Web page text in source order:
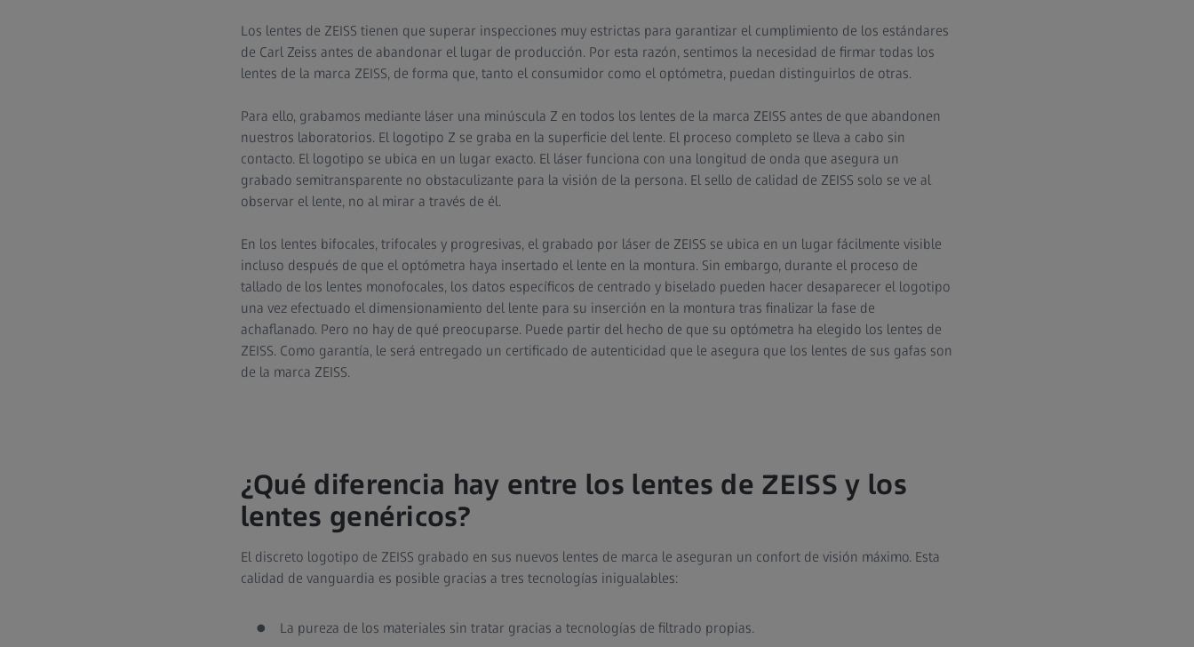
Los lentes de ZEISS tienen que superar inspecciones muy estrictas para garantizar el cumplimiento de los estándares
de Carl Zeiss antes de abandonar el lugar de producción. Por esta razón, sentimos la necesidad de firmar todas los
lentes de la marca ZEISS, de forma que, tanto el consumidor como el optómetra, puedan distinguirlos de otras.
Para ello, grabamos mediante láser una minúscula Z en todos los lentes de la marca ZEISS antes de que abandonen
nuestros laboratorios. El logotipo Z se graba en la superficie del lente. El proceso completo se lleva a cabo sin
contacto. El logotipo se ubica en un lugar exacto. El láser funciona con una longitud de onda que asegura un
grabado semitransparente no obstaculizante para la visión de la persona. El sello de calidad de ZEISS solo se ve al
observar el lente, no al mirar a través de él.
En los lentes bifocales, trifocales y progresivas, el grabado por láser de ZEISS se ubica en un lugar fácilmente visible
incluso después de que el optómetra haya insertado el lente en la montura. Sin embargo, durante el proceso de
tallado de los lentes monofocales, los datos específicos de centrado y biselado pueden hacer desaparecer el logotipo
una vez efectuado el dimensionamiento del lente para su inserción en la montura tras finalizar la fase de
achaflanado. Pero no hay de qué preocuparse. Puede partir del hecho de que su optómetra ha elegido los lentes de
ZEISS. Como garantía, le será entregado un certificado de autenticidad que le asegura que los lentes de sus gafas son
de la marca ZEISS.
¿Qué diferencia hay entre los lentes de ZEISS y los
lentes genéricos?
El discreto logotipo de ZEISS grabado en sus nuevos lentes de marca le aseguran un confort de visión máximo. Esta
calidad de vanguardia es posible gracias a tres tecnologías inigualables:
La pureza de los materiales sin tratar gracias a tecnologías de filtrado propias.